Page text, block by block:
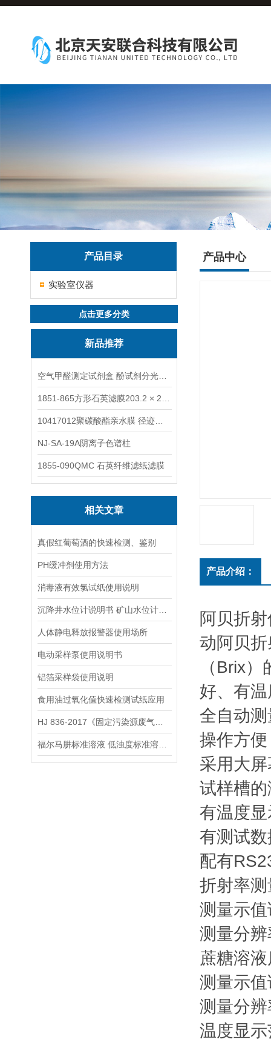
产品目录
实验室仪器
点击更多分类
新品推荐
NJ-SA-19A阴离子色谱柱
1855-090QMC 石英纤维滤纸滤膜
相关文章
真假红葡萄酒的快速检测、鉴别
PH缓冲剂使用方法
消毒液有效氯试纸使用说明
人体静电释放报警器使用场所
电动采样泵使用说明书
铝箔采样袋使用说明
食用油过氧化值快速检测试纸应用
产品中心
产品介绍：
阿贝折
动阿贝
（Brix
好、有
全自动
操作方
采用大
试样槽
有温度
有测试
配有
折射
测量
测量
蔗糖溶
测量示
测量
温度